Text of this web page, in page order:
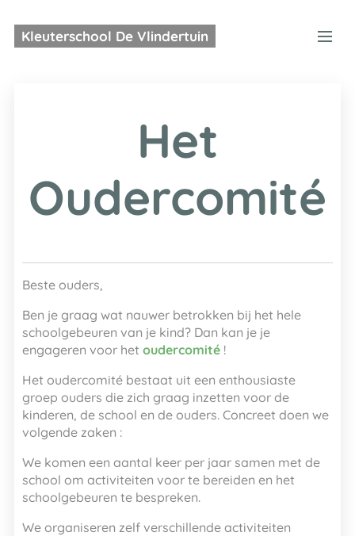
Kleuterschool De Vlindertuin
Het
Oudercomité
Beste ouders,
Ben je graag wat nauwer betrokken bij het hele
schoolgebeuren van je kind? Dan kan je je
engageren voor het oudercomité !
Het oudercomité bestaat uit een enthousiaste
groep ouders die zich graag inzetten voor de
kinderen, de school en de ouders. Concreet doen we
volgende zaken :
We komen een aantal keer per jaar samen met de
school om activiteiten voor te bereiden en het
schoolgebeuren te bespreken.
We organiseren zelf verschillende activiteiten